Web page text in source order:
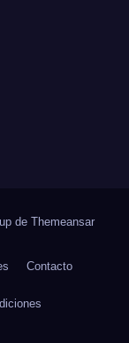
de Themeansar
Contacto